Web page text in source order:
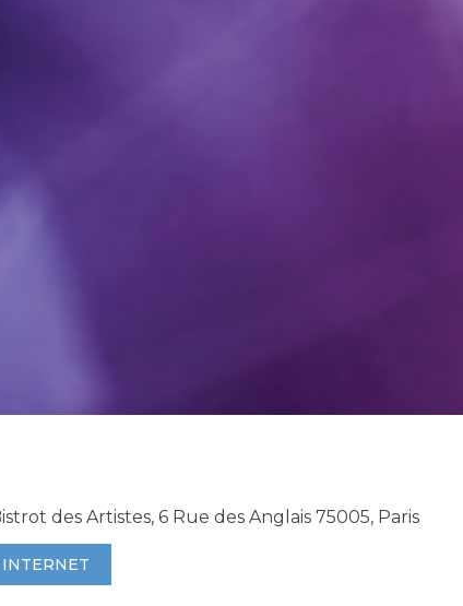
des Artistes, 6 Rue des Anglais 75005, Paris